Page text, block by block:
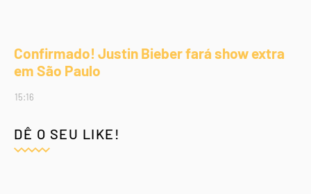
Confirmado! Justin Bieber fará show extra
em São Paulo
15:16
DÊ O SEU LIKE!